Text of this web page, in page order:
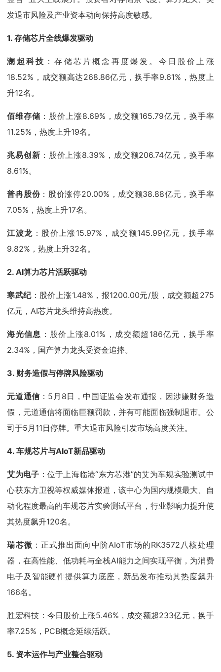
发退市风险及产业资本动向保持高度敏感。
1. 存储芯片全线爆发驱动
澜起科技 ：存储芯片概念再度爆发。今日股价上涨
18.52%，成交额高达268.86亿元，换手率9.61%，热度上
升12名。
佰维存储 ：股价上涨8.69%，成交额165.79亿元，换手率
11.25%，热度上升19名。
兆易创新 ：股价上涨8.39%，成交额206.74亿元，换手率
8.61%。
普冉股份：股价涨停20.00%，成交额38.88亿元，换手率
7.05%，热度上升17名。
江波龙 ：股价上涨15.97%，成交额145.99亿元，换手率
9.82%，热度上升32名。
2. AI算力芯片活跃驱动
寒武纪：股价上涨1.48%，报1200.00元/股，成交额超275
亿元，AI芯片龙头维持高热度。
海光信息 ：股价上涨8.01%，成交额超186亿元，换手率
2.34%，国产算力龙头受资金追捧。
3. 财务造假与停牌风险驱动
元道通信：5月8日，中国证监会发布通报，因涉嫌财务造
假，元道通信将面临巨额罚款，并有可能面临强制退市。公
司于5月11日停牌。重大退市风险引发市场高度关注。
4. 车规芯片与AIoT新品驱动
艾为电子 ：位于上海临港“东方芯港”的艾为车规实验测试中
心获东方卫视等权威媒体报道，该中心为国内规模最大、自
动化程度最高的车规芯片实验测试平台，行业影响力提升使
其热度飙升120名。
瑞芯微 ：正式推出面向中阶AIoT市场的RK3572八核处理
器，在高性能、低功耗与全栈AI能力之间实现平衡，为消费
电子及智能硬件提供算力底座，新品发布推动其热度飙升
166名。
胜宏科技：今日股价上涨5.46%，成交额超233亿元，换手
率7.25%，PCB概念延续活跃。
5. 资本运作与产业整合驱动